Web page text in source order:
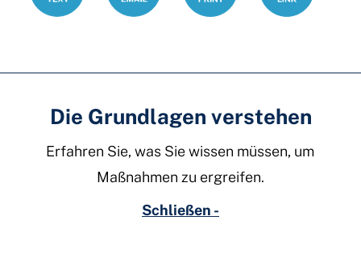
Die Grundlagen verstehen
Erfahren Sie, was Sie wissen müssen, um
Maßnahmen zu ergreifen.
Schließen -